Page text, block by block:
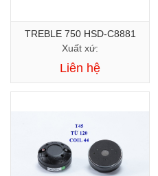
TREBLE 750 HSD-C8881
Xuất xứ:
Liên hệ